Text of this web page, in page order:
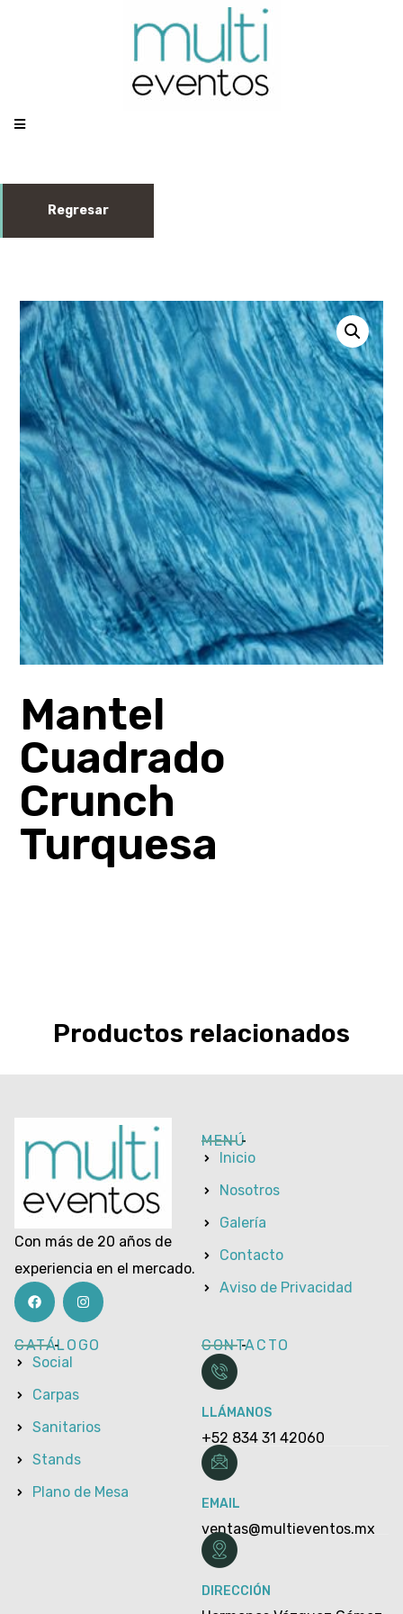
Mantel
Cuadrado
Crunch
Turquesa
Productos relacionados
Con más de 20 años de
experiencia en el mercado.
MENÚ
Inicio
Nosotros
Galería
Contacto
Aviso de Privacidad
CATÁLOGO
Social
Carpas
Sanitarios
Stands
Plano de Mesa
CONTACTO
LLÁMANOS
+52 834 31 42060
EMAIL
ventas@multieventos.mx
DIRECCIÓN